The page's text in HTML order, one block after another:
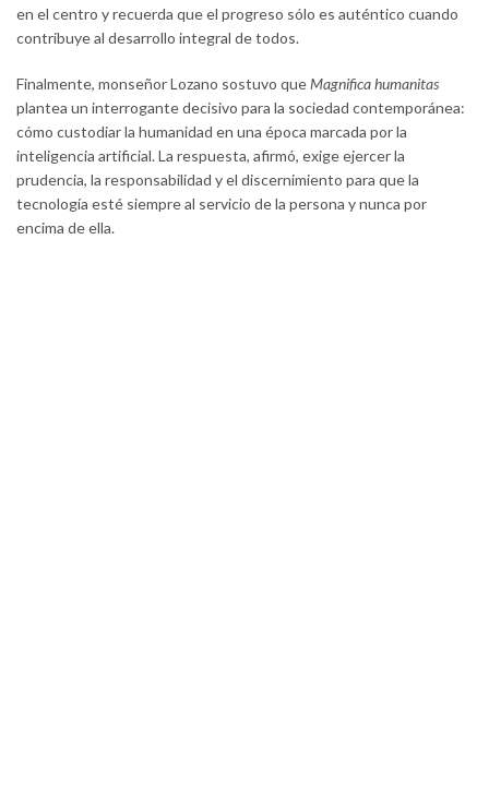
en el centro y recuerda que el progreso sólo es auténtico cuando
contribuye al desarrollo integral de todos.
Finalmente, monseñor Lozano sostuvo queMagnifica humanitas
plantea un interrogante decisivo para la sociedad contemporánea:
cómo custodiar la humanidad en una época marcada por la
inteligencia artificial. La respuesta, afirmó, exige ejercer la
prudencia, la responsabilidad y el discernimiento para que la
tecnología esté siempre al servicio de la persona y nunca por
encima de ella.